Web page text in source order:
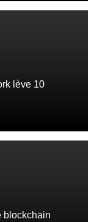
lève 10
blockchain